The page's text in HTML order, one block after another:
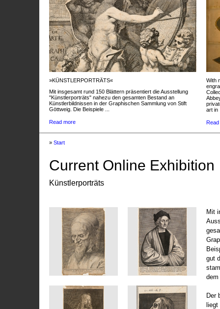
»KÜNSTLERPORTRÄTS«
Mit insgesamt rund 150 Blättern präsentiert die Ausstellung
"Künstlerporträts" nahezu den gesamten Bestand an
Künstlerbildnissen in der Graphischen Sammlung von Stift
Göttweig. Die Beispiele ...
Read more
With
art in
» Start
Current Online Exhibition
Künstlerporträts
Mit
gut
dem
Der